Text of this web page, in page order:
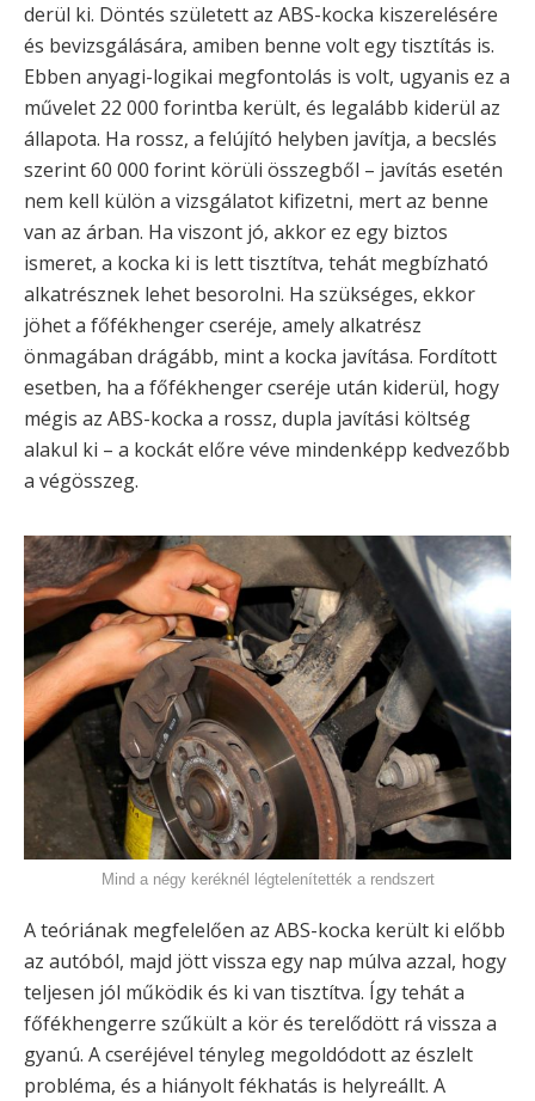
derül ki. Döntés született az ABS-kocka kiszerelésére
és bevizsgálására, amiben benne volt egy tisztítás is.
Ebben anyagi-logikai megfontolás is volt, ugyanis ez a
művelet 22 000 forintba került, és legalább kiderül az
állapota. Ha rossz, a felújító helyben javítja, a becslés
szerint 60 000 forint körüli összegből – javítás esetén
nem kell külön a vizsgálatot kifizetni, mert az benne
van az árban. Ha viszont jó, akkor ez egy biztos
ismeret, a kocka ki is lett tisztítva, tehát megbízható
alkatrésznek lehet besorolni. Ha szükséges, ekkor
jöhet a főfékhenger cseréje, amely alkatrész
önmagában drágább, mint a kocka javítása. Fordított
esetben, ha a főfékhenger cseréje után kiderül, hogy
mégis az ABS-kocka a rossz, dupla javítási költség
alakul ki – a kockát előre véve mindenképp kedvezőbb
a végösszeg.
Mind a négy keréknél légtelenítették a rendszert
A teóriának megfelelően az ABS-kocka került ki előbb
az autóból, majd jött vissza egy nap múlva azzal, hogy
teljesen jól működik és ki van tisztítva. Így tehát a
főfékhengerre szűkült a kör és terelődött rá vissza a
gyanú. A cseréjével tényleg megoldódott az észlelt
probléma, és a hiányolt fékhatás is helyreállt. A